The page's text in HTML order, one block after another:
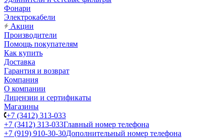
Фонари
Электрокабели
Акции
Производители
Помощь покупателям
Как купить
Доставка
Гарантия и возврат
Компания
О компании
Лицензии и сертификаты
Магазины
+7 (3412) 313-033
+7 (3412) 313-033Главный номер телефона
+7 (919) 910-30-30Дополнительный номер телефона